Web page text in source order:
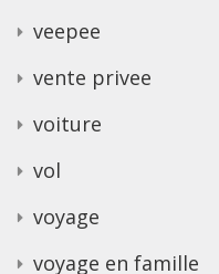
veepee
vente privee
voiture
vol
voyage
voyage en famille